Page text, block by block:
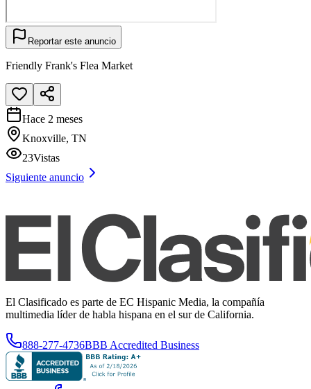
Reportar este anuncio
Friendly Frank's Flea Market
Hace 2 meses
Knoxville, TN
23Vistas
Siguiente anuncio
El Clasificado es parte de EC Hispanic Media, la compañía
multimedia líder de habla hispana en el sur de California.
888-277-4736BBB Accredited Business